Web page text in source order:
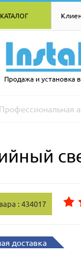
Продажа и установка
Профессиональная
: 434017
доставка